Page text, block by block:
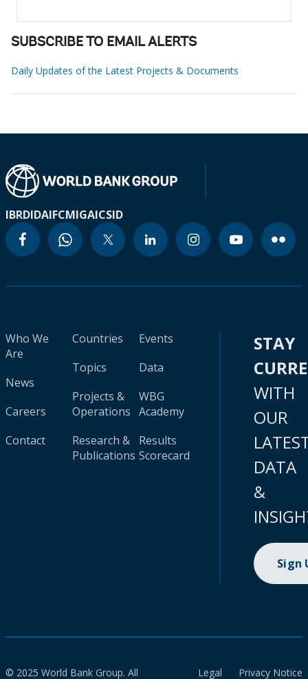
SUBSCRIBE TO EMAIL ALERTS
Daily Updates of the Latest Projects & Documents
IBRDIDAIFCMIGAICSID
Who We
Are
News
Careers
Contact
Countries
Topics
Projects &
Operations
Research &
Publications
Events
Data
WBG
Academy
Results
Scorecard
STAY
WITH
OUR
DATA
&
Sign
© 2025 World Bank Group. All
Legal
Privacy Notice